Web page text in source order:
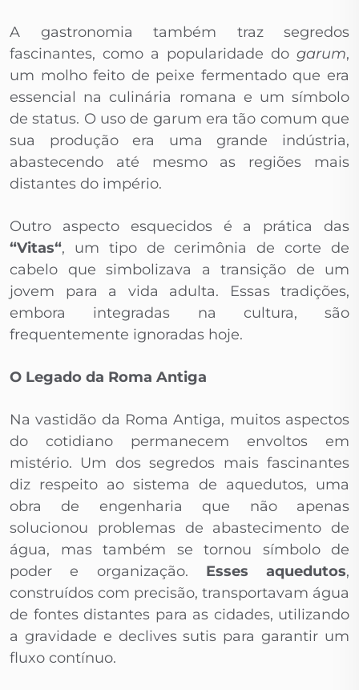
A gastronomia também traz segredos
fascinantes, como a popularidade do garum,
um molho feito de peixe fermentado que era
essencial na culinária romana e um símbolo
de status. O uso de garum era tão comum que
sua produção era uma grande indústria,
abastecendo até mesmo as regiões mais
distantes do império.
Outro aspecto esquecidos é a prática das
“Vitas“, um tipo de cerimônia de corte de
cabelo que simbolizava a transição de um
jovem para a vida adulta. Essas tradições,
embora integradas na cultura, são
frequentemente ignoradas hoje.
O Legado da Roma Antiga
Na vastidão da Roma Antiga, muitos aspectos
do cotidiano permanecem envoltos em
mistério. Um dos segredos mais fascinantes
diz respeito ao sistema de aquedutos, uma
obra de engenharia que não apenas
solucionou problemas de abastecimento de
água, mas também se tornou símbolo de
poder e organização. Esses aquedutos,
construídos com precisão, transportavam água
de fontes distantes para as cidades, utilizando
a gravidade e declives sutis para garantir um
fluxo contínuo.